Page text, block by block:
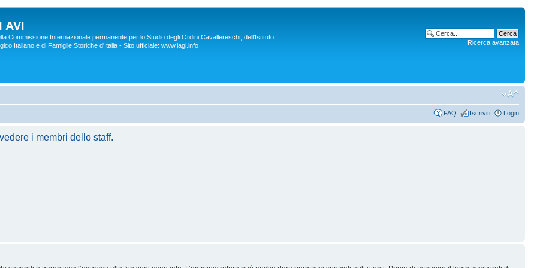
AVI
Commissione Internazionale permanente per lo Studio degli Ordini Cavallereschi, dell’Istituto
Italiano e di Famiglie Storiche d'Italia - Sito ufficiale: www.iagi.info
Ricerca avanzata
FAQ Iscriviti Login
i membri dello staff.